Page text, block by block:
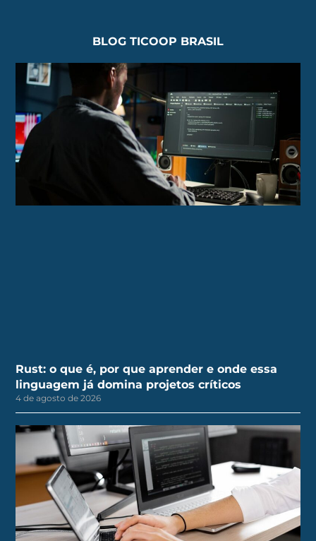
BLOG TICOOP BRASIL
Rust: o que é, por que aprender e onde essa
linguagem já domina projetos críticos
4 de agosto de 2026